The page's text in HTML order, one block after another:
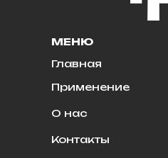
Главная
Применение
О нас
Контакты
МЕНЮ